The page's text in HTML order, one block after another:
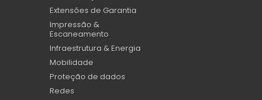
Extensões de Garantia
Impressão &
Escaneamento
Infraestrutura & Energia
Mobilidade
Proteção de dados
Redes